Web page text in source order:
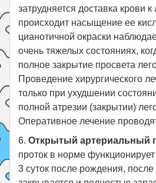
затрудняется доставка крови к
происходит насыщение ее
цианотичной окраски
очень тяжелых состояниях,
полное закрытие просвета
Проведение хирургического
только при ухудшении
полной атрезии (закрытии)
Оперативное лечение
6.Открытый артериальный
проток в норме
3 суток после рождения, после